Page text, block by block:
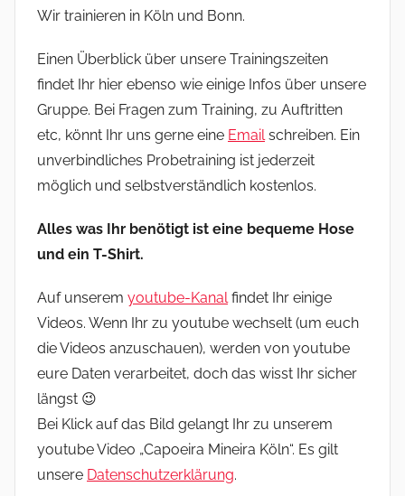
Wir trainieren in Köln und Bonn.
Einen Überblick über unsere Trainingszeiten
findet Ihr hier ebenso wie einige Infos über unsere
Gruppe. Bei Fragen zum Training, zu Auftritten
etc, könnt Ihr uns gerne eine Emailschreiben. Ein
unverbindliches Probetraining ist jederzeit
möglich und selbstverständlich kostenlos.
Alles was Ihr benötigt ist eine bequeme Hose
und ein T-Shirt.
Auf unserem youtube-Kanalfindet Ihr einige
Videos. Wenn Ihr zu youtube wechselt (um euch
die Videos anzuschauen), werden von youtube
eure Daten verarbeitet, doch das wisst Ihr sicher
längst 😉
Bei Klick auf das Bild gelangt Ihr zu unserem
youtube Video „Capoeira Mineira Köln“. Es gilt
unsere Datenschutzerklärung.